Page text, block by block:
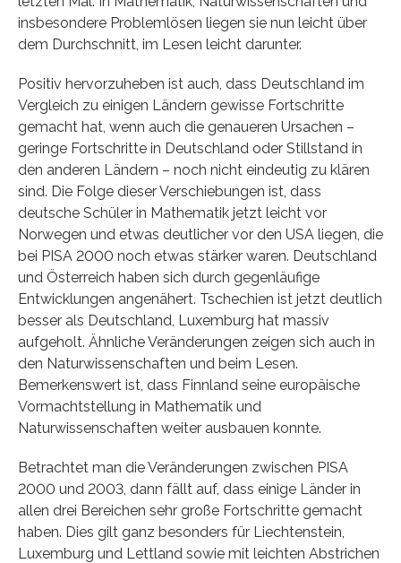
insbesondere Problemlösen liegen sie nun leicht über
dem Durchschnitt, im Lesen leicht darunter.
Positiv hervorzuheben ist auch, dass Deutschland im
Vergleich zu einigen Ländern gewisse Fortschritte
gemacht hat, wenn auch die genaueren Ursachen –
geringe Fortschritte in Deutschland oder Stillstand in
den anderen Ländern – noch nicht eindeutig zu klären
sind. Die Folge dieser Verschiebungen ist, dass
deutsche Schüler in Mathematik jetzt leicht vor
Norwegen und etwas deutlicher vor den USA liegen, die
bei PISA 2000 noch etwas stärker waren. Deutschland
und Österreich haben sich durch gegenläufige
Entwicklungen angenähert. Tschechien ist jetzt deutlich
besser als Deutschland, Luxemburg hat massiv
aufgeholt. Ähnliche Veränderungen zeigen sich auch in
den Naturwissenschaften und beim Lesen.
Bemerkenswert ist, dass Finnland seine europäische
Vormachtstellung in Mathematik und
Naturwissenschaften weiter ausbauen konnte.
Betrachtet man die Veränderungen zwischen PISA
2000 und 2003, dann fällt auf, dass einige Länder in
allen drei Bereichen sehr große Fortschritte gemacht
haben. Dies gilt ganz besonders für Liechtenstein,
Luxemburg und Lettland sowie mit leichten Abstrichen